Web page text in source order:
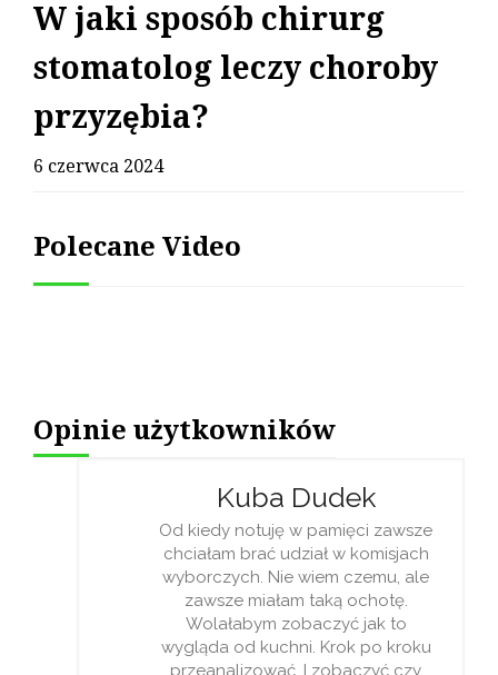
W jaki sposób chirurg
stomatolog leczy choroby
przyzębia?
6 czerwca 2024
Polecane Video
Opinie użytkowników
Kuba Dudek
Od kiedy notuję w pamięci zawsze
chciałam brać udział w komisjach
wyborczych. Nie wiem czemu, ale
zawsze miałam taką ochotę.
Wolałabym zobaczyć jak to
wygląda od kuchni. Krok po kroku
przeanalizować. I zobaczyć czy